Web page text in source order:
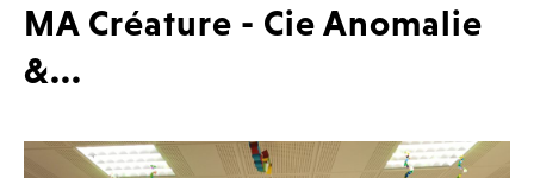
MA Créature - Cie Anomalie
&...